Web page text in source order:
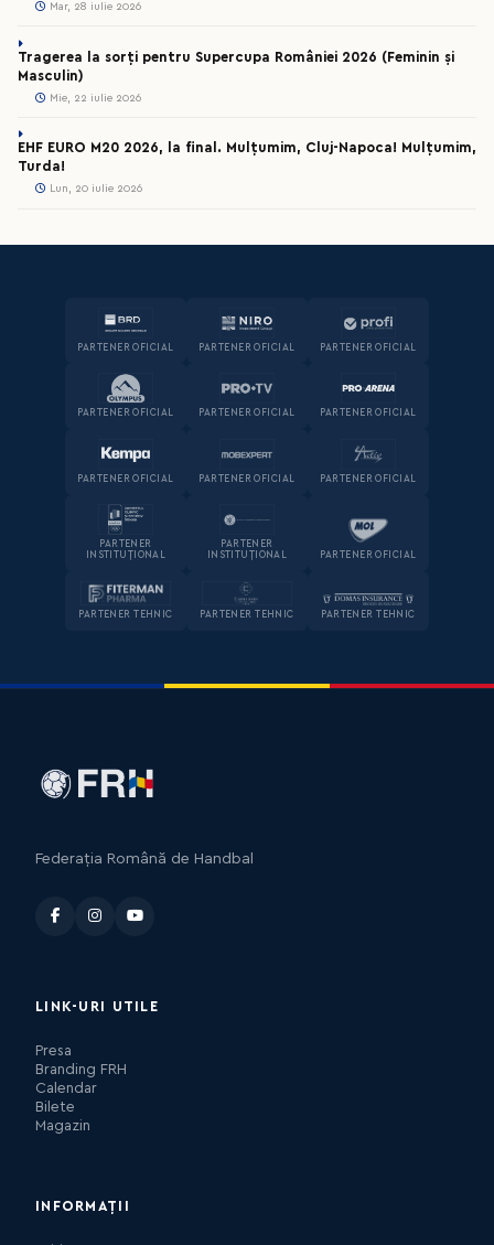
Mar, 28 iulie 2026
Tragerea la sorți pentru Supercupa României 2026 (Feminin și
Masculin)
Mie, 22 iulie 2026
EHF EURO M20 2026, la final. Mulțumim, Cluj-Napoca! Mulțumim,
Turda!
Lun, 20 iulie 2026
PARTENER OFICIAL PARTENER OFICIAL PARTENER OFICIAL
PARTENER OFICIAL PARTENER OFICIAL PARTENER OFICIAL
PARTENER OFICIAL PARTENER OFICIAL PARTENER OFICIAL
PARTENER
INSTITUȚIONAL
PARTENER
INSTITUȚIONAL
PARTENER OFICIAL
PARTENER TEHNIC PARTENER TEHNIC PARTENER TEHNIC
Federația Română de Handbal
LINK-URI UTILE
Presa
Branding FRH
Calendar
Bilete
Magazin
INFORMAȚII